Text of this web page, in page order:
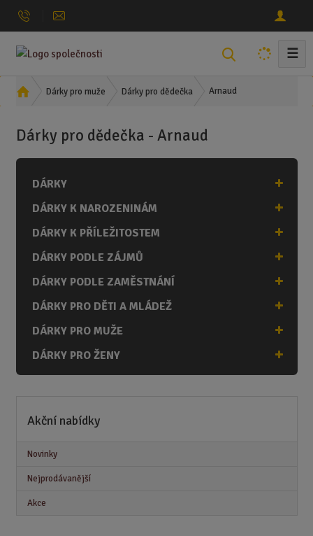
h
a
☰
Ú
d
s
a
a
Dárky pro muže Dárky pro dědečka Arnaud
Dárky pro dědečka - Arnaud
DÁRKY
DÁRKY K NAROZENINÁM
DÁRKY K PŘÍLEŽITOSTEM
DÁRKY PODLE ZÁJMŮ
DÁRKY PODLE ZAMĚSTNÁNÍ
DÁRKY PRO DĚTI A MLÁDEŽ
DÁRKY PRO MUŽE
DÁRKY PRO ŽENY
Akční nabídky
Novinky
Nejprodávanější
Akce